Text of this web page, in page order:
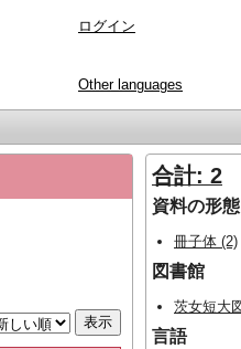
ログイン
Other languages
合計: 2
資料の形態
冊子体 (2)
図書館
茨女短大
言語